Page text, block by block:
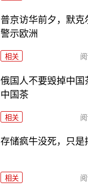
普京访华前夕，默克
警示欧洲
相关
俄国人不要毁掉中国
中国茶
相关
存储疯牛没死，只是
相关